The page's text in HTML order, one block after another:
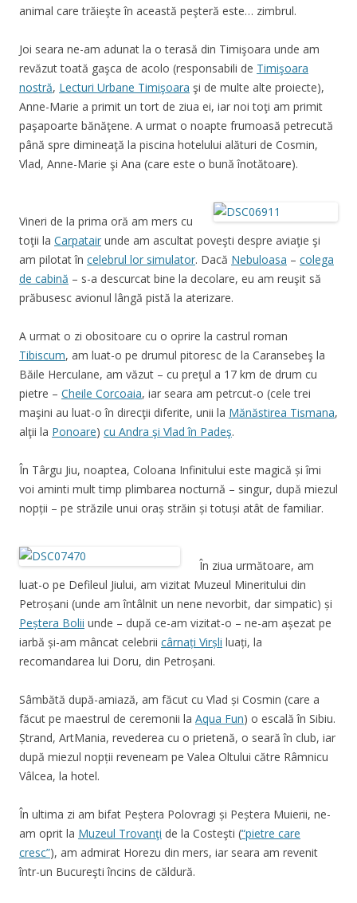
animal care trăieşte în această peşteră este… zimbrul.
Joi seara ne-am adunat la o terasă din Timişoara unde am
revăzut toată gaşca de acolo (responsabili de Timişoara
nostră, Lecturi Urbane Timişoara şi de multe alte proiecte),
Anne-Marie a primit un tort de ziua ei, iar noi toţi am primit
paşapoarte bănăţene. A urmat o noapte frumoasă petrecută
până spre dimineaţă la piscina hotelului alături de Cosmin,
Vlad, Anne-Marie şi Ana (care este o bună înotătoare).
Vineri de la prima oră am mers cu
toţii la Carpatair unde am ascultat poveşti despre aviaţie şi
am pilotat în celebrul lor simulator. Dacă Nebuloasa – colega
de cabină – s-a descurcat bine la decolare, eu am reuşit să
prăbusesc avionul lângă pistă la aterizare.
A urmat o zi obositoare cu o oprire la castrul roman
Tibiscum, am luat-o pe drumul pitoresc de la Caransebeş la
Băile Herculane, am văzut – cu preţul a 17 km de drum cu
pietre – Cheile Corcoaia, iar seara am petrcut-o (cele trei
maşini au luat-o în direcţii diferite, unii la Mănăstirea Tismana,
alţii la Ponoare) cu Andra şi Vlad în Padeş.
În Târgu Jiu, noaptea, Coloana Infinitului este magică și îmi
voi aminti mult timp plimbarea nocturnă – singur, după miezul
nopții – pe străzile unui oraș străin și totuși atât de familiar.
În ziua următoare, am
luat-o pe Defileul Jiului, am vizitat Muzeul Mineritului din
Petroșani (unde am întâlnit un nene nevorbit, dar simpatic) și
Peștera Bolii unde – după ce-am vizitat-o – ne-am așezat pe
iarbă și-am mâncat celebrii cârnați Virșli luați, la
recomandarea lui Doru, din Petroșani.
Sâmbătă după-amiază, am făcut cu Vlad și Cosmin (care a
făcut pe maestrul de ceremonii la Aqua Fun) o escală în Sibiu.
Ștrand, ArtMania, revederea cu o prietenă, o seară în club, iar
după miezul nopții reveneam pe Valea Oltului către Râmnicu
Vâlcea, la hotel.
În ultima zi am bifat Peștera Polovragi și Peștera Muierii, ne-
am oprit la Muzeul Trovanţi de la Costeşti (“pietre care
cresc”), am admirat Horezu din mers, iar seara am revenit
într-un Bucureşti încins de căldură.